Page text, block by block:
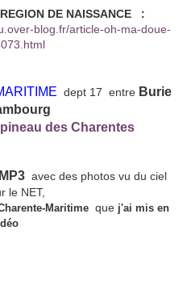
DE NAISSANCE :
blog.fr/article-oh-ma-doue-
dept 17 entre Burie
des Charentes
avec des photos vu du ciel
le NET,
Maritime que j'ai mis en